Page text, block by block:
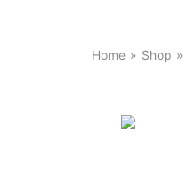
Home » Shop »